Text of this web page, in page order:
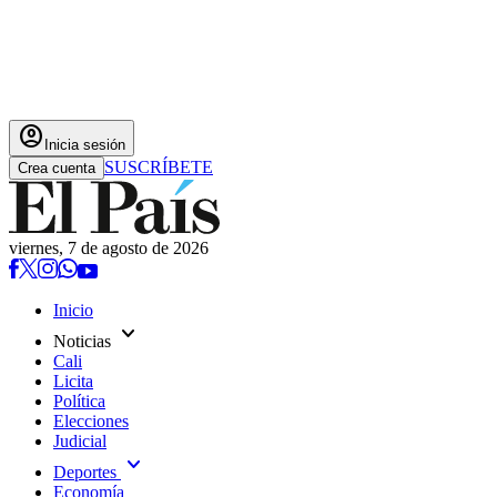
account_circle Inicia sesión
Crea cuenta SUSCRÍBETE
viernes, 7 de agosto de 2026
Inicio
Noticias expand_more
Cali
Licita
Política
Elecciones
Judicial
Deportes expand_more
Economía